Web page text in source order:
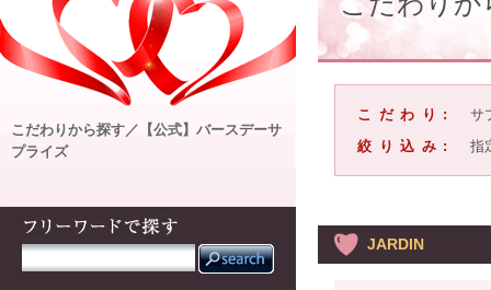
こだわりから探す／【公式】バースデーサ
プライズ
こだわり:
サ
絞り込み:
指
JARDIN